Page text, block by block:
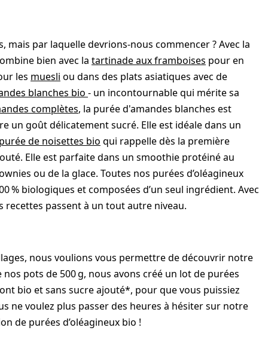
par laquelle devrions-nous commencer ? Avec la
bien avec la tartinade aux framboises pour en
les muesli ou dans des plats asiatiques avec de
blanches bio - un incontournable qui mérite sa
complètes, la purée d'amandes blanches est
un goût délicatement sucré. Elle est idéale dans un
purée de noisettes bio qui rappelle dès la première
Elle est parfaite dans un smoothie protéiné au
ou de la glace. Toutes nos purées d’oléagineux
% biologiques et composées d’un seul ingrédient. Avec
recettes passent à un tout autre niveau.
nous voulions vous permettre de découvrir notre
pots de 500 g, nous avons créé un lot de purées
bio et sans sucre ajouté*, pour que vous puissiez
ne voulez plus passer des heures à hésiter sur notre
de purées d’oléagineux bio !